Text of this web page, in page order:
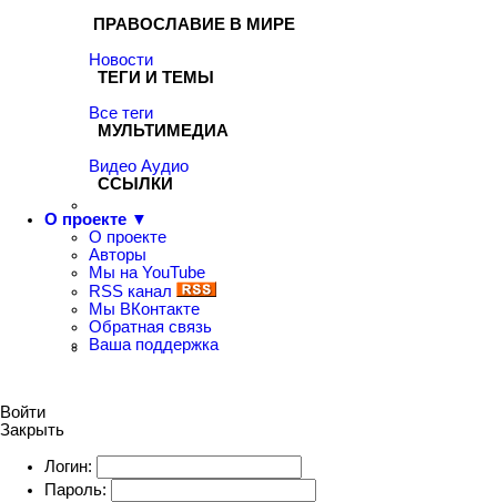
ПРАВОСЛАВИЕ В МИРЕ
Новости
ТЕГИ И ТЕМЫ
Все теги
МУЛЬТИМЕДИА
Видео Аудио
ССЫЛКИ
О проекте ▼
О проекте
Авторы
Мы на YouTube
RSS канал
Мы ВКонтакте
Обратная связь
Ваша поддержка
Войти
Закрыть
Логин:
Пароль: